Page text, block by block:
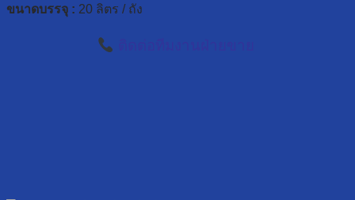
ขนาดบรรจุ : 20 ลิตร / ถัง